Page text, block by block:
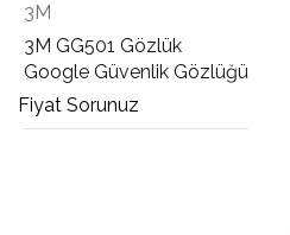
3M
3M GG501 Gözlük
Google Güvenlik Gözlüğü
Fiyat Sorunuz